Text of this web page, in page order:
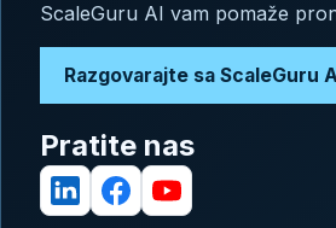
ScaleGuru AI vam pomaže
Razgovarajte sa ScaleGuru
Pratite nas